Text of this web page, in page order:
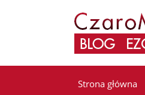
Strona główna